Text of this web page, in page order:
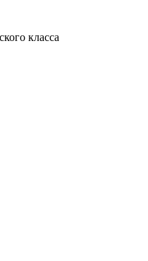
класса